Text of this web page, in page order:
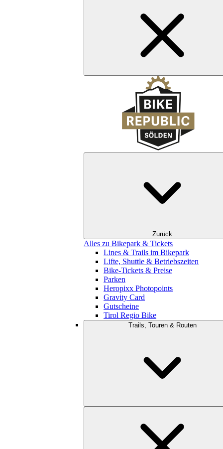
Zurück
Alles zu Bikepark & Tickets
Lines & Trails im Bikepark
Lifte, Shuttle & Betriebszeiten
Bike-Tickets & Preise
Parken
Heropixx Photopoints
Gravity Card
Gutscheine
Tirol Regio Bike
Trails, Touren & Routen